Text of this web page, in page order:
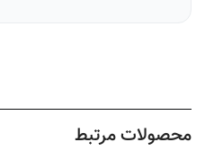
محصولات مرتبط